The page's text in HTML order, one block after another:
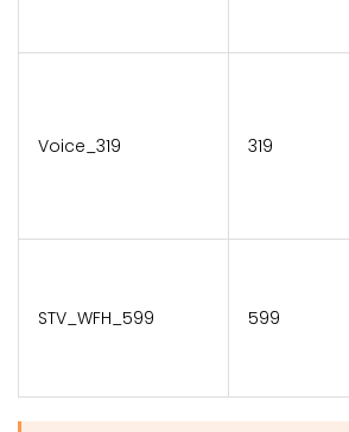
Voice_319 ₹319
STV_WFH_599 ₹599